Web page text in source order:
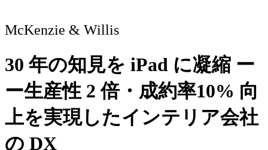
McKenzie & Willis
30 年の知見を iPad に凝縮 ー
ー生産性 2 倍・成約率10% 向
上を実現したインテリア会社
の DX